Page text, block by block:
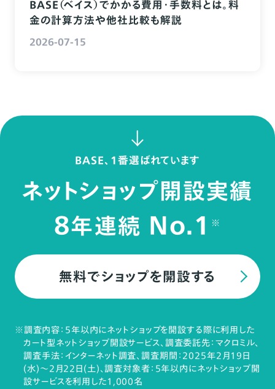
BASE（ベイス）でかかる費用・手数料とは。料
金の計算方法や他社比較も解説
2026-07-15
BASE、1番選ばれています
ネットショップ開設実績
8年連続 No.1 ※
無料でショップを開設する
※調査内容：5年以内にネットショップを開設する際に利用した
カート型ネットショップ開設サービス、調査委託先：マクロミル、
調査手法：インターネット調査、調査期間：2025年2月19日
(水)～2月22日(土)、調査対象者：5年以内にネットショップ開
設サービスを利用した1,000名